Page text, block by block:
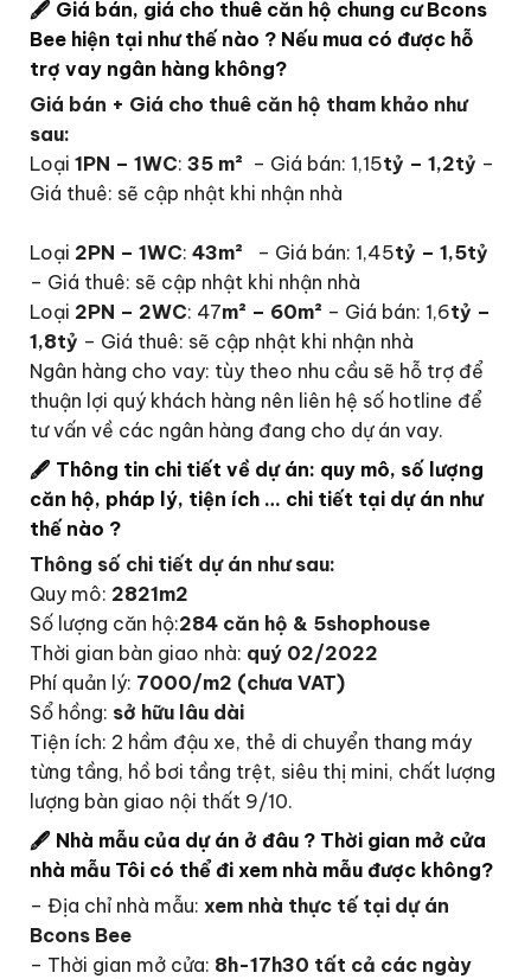
🖋 Giá bán, giá cho thuê căn hộ chung cư Bcons
Bee hiện tại như thế nào ? Nếu mua có được hỗ
trợ vay ngân hàng không?
Giá bán + Giá cho thuê căn hộ tham khảo như
sau:
Loại 1PN – 1WC: 35 m² – Giá bán: 1,15tỷ – 1,2tỷ –
Giá thuê: sẽ cập nhật khi nhận nhà
Loại 2PN – 1WC: 43m² – Giá bán: 1,45tỷ – 1,5tỷ
– Giá thuê: sẽ cập nhật khi nhận nhà
Loại 2PN – 2WC: 47m² – 60m² – Giá bán: 1,6tỷ –
1,8tỷ – Giá thuê: sẽ cập nhật khi nhận nhà
Ngân hàng cho vay: tùy theo nhu cầu sẽ hỗ trợ để
thuận lợi quý khách hàng nên liên hệ số hotline để
tư vấn về các ngân hàng đang cho dự án vay.
🖋 Thông tin chi tiết về dự án: quy mô, số lượng
căn hộ, pháp lý, tiện ích … chi tiết tại dự án như
thế nào ?
Thông số chi tiết dự án như sau:
Quy mô: 2821m2
Số lượng căn hộ:284 căn hộ & 5shophouse
Thời gian bàn giao nhà: quý 02/2022
Phí quản lý: 7000/m2 (chưa VAT)
Sổ hồng: sở hữu lâu dài
Tiện ích: 2 hầm đậu xe, thẻ di chuyển thang máy
từng tầng, hồ bơi tầng trệt, siêu thị mini, chất lượng
lượng bàn giao nội thất 9/10.
🖋 Nhà mẫu của dự án ở đâu ? Thời gian mở cửa
nhà mẫu Tôi có thể đi xem nhà mẫu được không?
– Địa chỉ nhà mẫu: xem nhà thực tế tại dự án
Bcons Bee
– Thời gian mở cửa: 8h-17h30 tất cả các ngày